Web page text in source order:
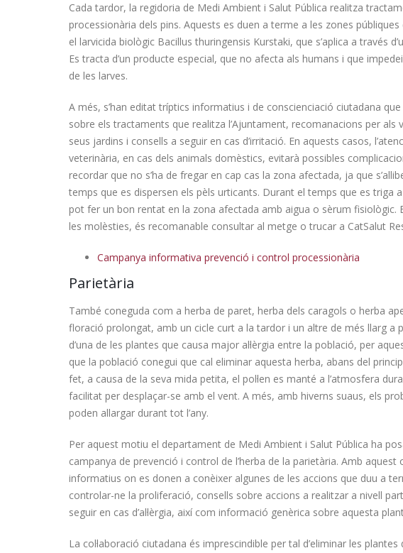
Cada tardor, la regidoria de Medi Ambient i Salut Pública realitza
processionària dels pins. Aquests es duen a terme a les zones
el larvicida biològic Bacillus thuringensis Kurstaki, que s’aplica a través
Es tracta d’un producte especial, que no afecta als humans i que
de les larves.
A més, s’han editat tríptics informatius i de conscienciació ciutadana
sobre els tractaments que realitza l’Ajuntament, recomanacions per als
seus jardins i consells a seguir en cas d’irritació. En aquests casos,
veterinària, en cas dels animals domèstics, evitarà possibles
recordar que no s’ha de fregar en cap cas la zona afectada, ja que
temps que es dispersen els pèls urticants. Durant el temps que es triga a
pot fer un bon rentat en la zona afectada amb aigua o sèrum fisiològic.
les molèsties, és recomanable consultar al metge o trucar a CatSalut
Campanya informativa prevenció i control processionària
Parietària
També coneguda com a herba de paret, herba dels caragols o herba
floració prolongat, amb un cicle curt a la tardor i un altre de més llarg a
d’una de les plantes que causa major al·lèrgia entre la població, per
que la població conegui que cal eliminar aquesta herba, abans del
fet, a causa de la seva mida petita, el pol·len es manté a l’atmosfera
facilitat per desplaçar-se amb el vent. A més, amb hiverns suaus, els
poden allargar durant tot l’any.
Per aquest motiu el departament de Medi Ambient i Salut Pública ha
campanya de prevenció i control de l’herba de la parietària. Amb
informatius on es donen a conèixer algunes de les accions que duu a
controlar-ne la proliferació, consells sobre accions a realitzar a nivell
seguir en cas d’al·lèrgia, així com informació genèrica sobre aquesta
La col·laboració ciutadana és imprescindible per tal d’eliminar les
La Festa de les Pobles torna
amb tres dies de música,
tradició i cultura
L’Ajuntament treu a licitació el
servei de bar restaurant del
Casal d’Avis i Polivalent de
Miami Platja
05/08/2026
La Fira de Mont-roig del Camp
marcada per la gran
participació ciutadana
04/08/2026
La línia de bus
modifica els
03/08/2026
La 143a Fira de
Camp dona el
una nova edició
tradició, cultura i festa
01/08/2026
possessió com
31/07/2026